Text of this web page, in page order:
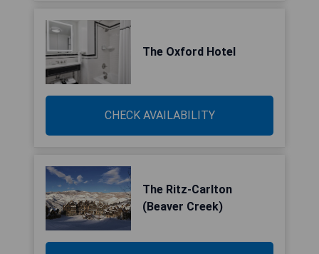
The Oxford Hotel
CHECK AVAILABILITY
The Ritz-Carlton
(Beaver Creek)